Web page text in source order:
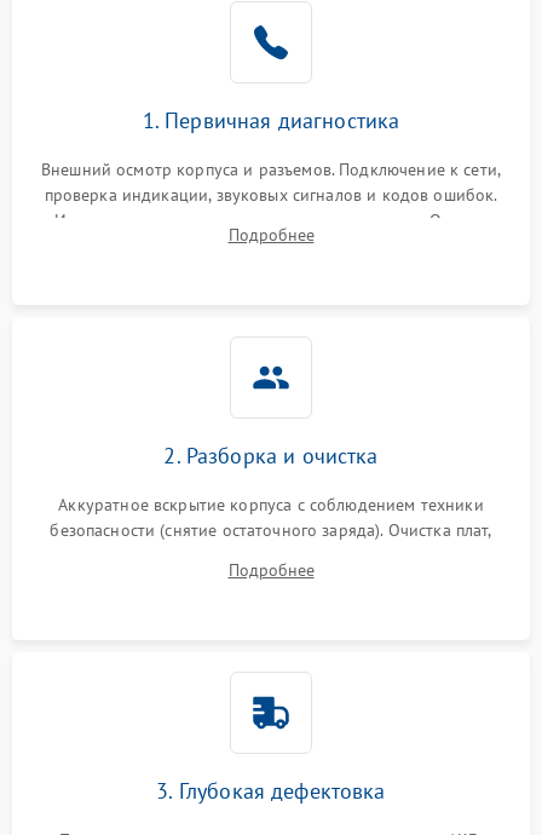
1. Первичная диагностика
Внешний осмотр корпуса и разъемов. Подключение к сети,
проверка индикации, звуковых сигналов и кодов ошибок.
Измерение входного и выходного напряжения. Оценка
реакции ИБП на отключение основного питания без
Подробнее
2. Разборка и очистка
Аккуратное вскрытие корпуса с соблюдением техники
безопасности (снятие остаточного заряда). Очистка плат,
и кистей для предотвращения перегрева и замыканий.
Подробнее
3. Глубокая дефектовка